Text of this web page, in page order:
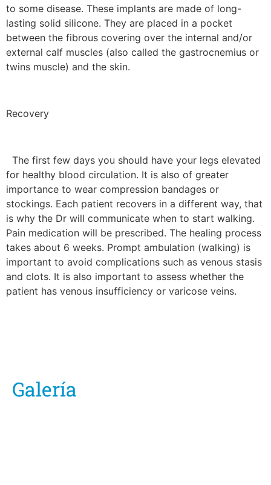
to some disease. These implants are made of long-
lasting solid silicone. They are placed in a pocket
between the fibrous covering over the internal and/or
external calf muscles (also called the gastrocnemius or
twins muscle) and the skin.
Recovery
The first few days you should have your legs elevated
for healthy blood circulation. It is also of greater
importance to wear compression bandages or
stockings. Each patient recovers in a different way, that
is why the Dr will communicate when to start walking.
Pain medication will be prescribed. The healing process
takes about 6 weeks. Prompt ambulation (walking) is
important to avoid complications such as venous stasis
and clots. It is also important to assess whether the
patient has venous insufficiency or varicose veins.
Galería